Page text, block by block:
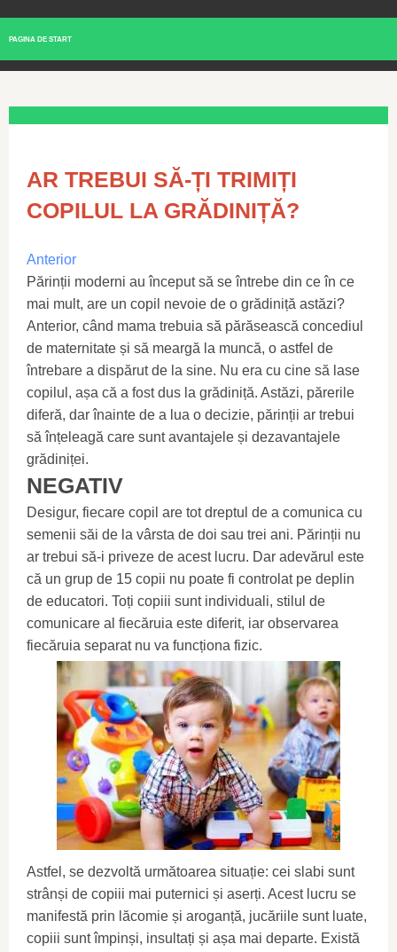
PAGINA DE START
AR TREBUI SĂ-ȚI TRIMIȚI
COPILUL LA GRĂDINIȚĂ?
Anterior
Părinții moderni au început să se întrebe din ce în ce
mai mult, are un copil nevoie de o grădiniță astăzi?
Anterior, când mama trebuia să părăsească concediul
de maternitate și să meargă la muncă, o astfel de
întrebare a dispărut de la sine. Nu era cu cine să lase
copilul, așa că a fost dus la grădiniță. Astăzi, părerile
diferă, dar înainte de a lua o decizie, părinții ar trebui
să înțeleagă care sunt avantajele și dezavantajele
grădiniței.
NEGATIV
Desigur, fiecare copil are tot dreptul de a comunica cu
semenii săi de la vârsta de doi sau trei ani. Părinții nu
ar trebui să-i priveze de acest lucru. Dar adevărul este
că un grup de 15 copii nu poate fi controlat pe deplin
de educatori. Toți copiii sunt individuali, stilul de
comunicare al fiecăruia este diferit, iar observarea
fiecăruia separat nu va funcționa fizic.
Astfel, se dezvoltă următoarea situație: cei slabi sunt
strânși de copiii mai puternici și aserți. Acest lucru se
manifestă prin lăcomie și aroganță, jucăriile sunt luate,
copiii sunt împinși, insultați și așa mai departe. Există